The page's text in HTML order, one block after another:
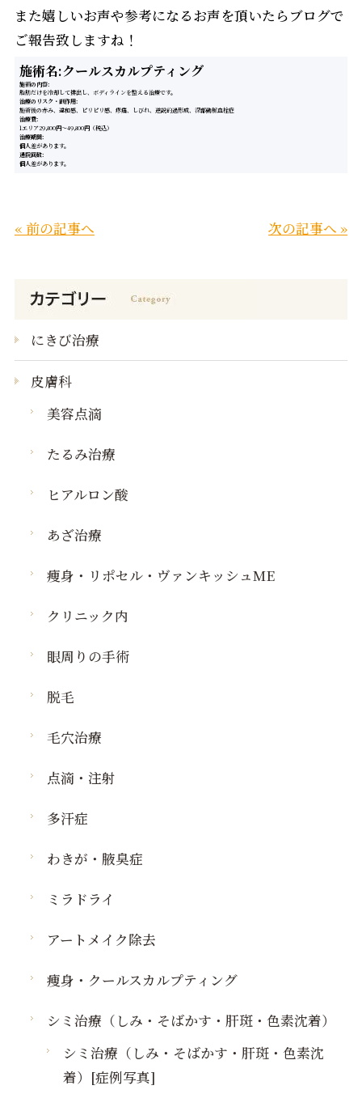
また嬉しいお声や参考になるお声を頂いたらブログで
ご報告致しますね！
施術名:クールスカルプティング
施術の内容
脂肪だけを冷却して排出し、ボディラインを整える治療です。
治療のリスク・副作用
施術後の赤み、違和感、ピリピリ感、疼痛、しびれ、逆説的過形成、深部動脈血栓症
治療費
1エリア29,800円〜49,800円（税込）
治療期間
個人差があります。
通院回数
個人差があります。
« 前の記事へ 次の記事へ »
にきび治療
皮膚科
美容点滴
たるみ治療
ヒアルロン酸
あざ治療
痩身・リポセル・ヴァンキッシュME
クリニック内
眼周りの手術
脱毛
毛穴治療
点滴・注射
多汗症
わきが・腋臭症
ミラドライ
アートメイク除去
痩身・クールスカルプティング
シミ治療（しみ・そばかす・肝斑・色素沈着）
シミ治療（しみ・そばかす・肝斑・色素沈
着）[症例写真]